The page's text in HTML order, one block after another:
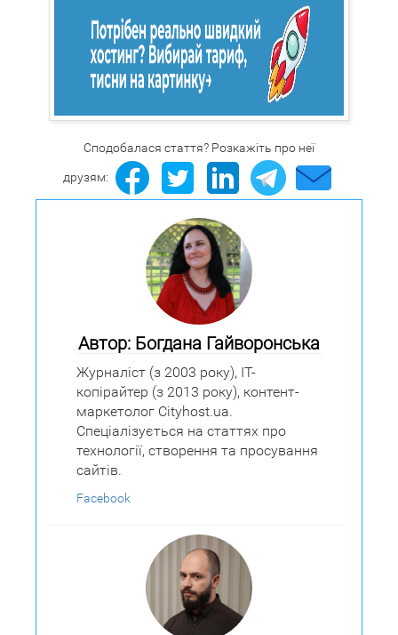
Сподобалася стаття? Розкажіть про неї
друзям:
Автор: Богдана Гайворонська
Журналіст (з 2003 року), IT-
копірайтер (з 2013 року), контент-
маркетолог Cityhost.ua.
Спеціалізується на статтях про
технології, створення та просування
сайтів.
Facebook